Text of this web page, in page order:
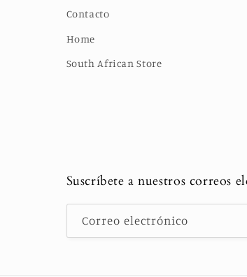
Contacto
Home
South African Store
Suscríbete a nuestros correos
Correo electrónico